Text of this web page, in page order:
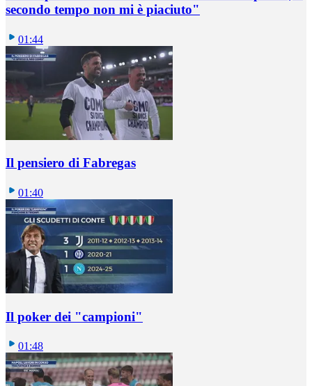
secondo tempo non mi è piaciuto"
01:44
Il pensiero di Fabregas
01:40
Il poker dei "campioni"
01:48